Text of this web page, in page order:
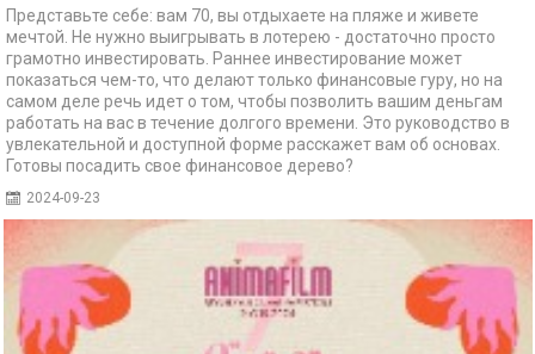
Представьте себе: вам 70, вы отдыхаете на пляже и живете
мечтой. Не нужно выигрывать в лотерею - достаточно просто
грамотно инвестировать. Раннее инвестирование может
показаться чем-то, что делают только финансовые гуру, но на
самом деле речь идет о том, чтобы позволить вашим деньгам
работать на вас в течение долгого времени. Это руководство в
увлекательной и доступной форме расскажет вам об основах.
Готовы посадить свое финансовое дерево?
2024-09-23